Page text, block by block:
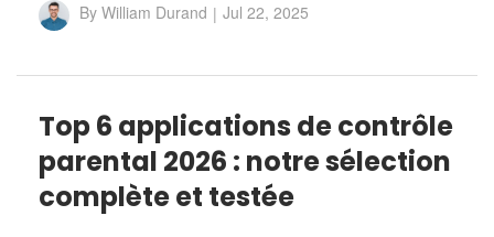
By William Durand | Jul 22, 2025
Top 6 applications de contrôle
parental 2026 : notre sélection
complète et testée